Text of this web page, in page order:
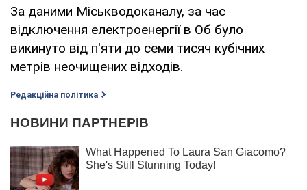
За даними Міськводоканалу, за час
відключення електроенергії в Об було
викинуто від п'яти до семи тисяч кубічних
метрів неочищених відходів.
Редакційна політика